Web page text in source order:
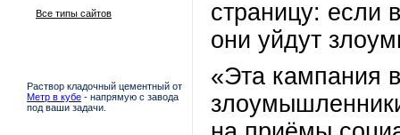
Все типы сайтов
Раствор кладочный цементный от
Метр в кубе - напрямую с завода
под ваши задачи.
страницу: если
они уйдут
«Эта кампания